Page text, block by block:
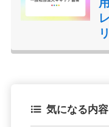
気になる内